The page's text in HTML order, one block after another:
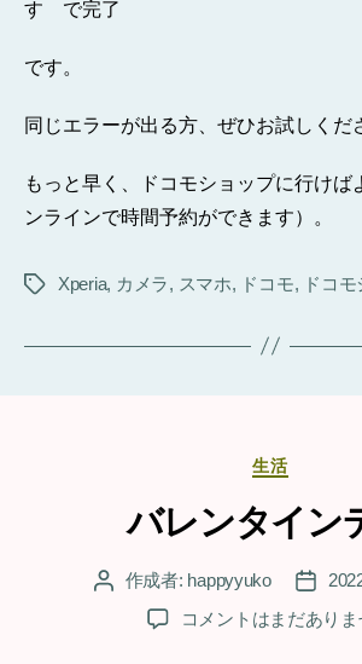
す で完了
です。
同じエラーが出る方、ぜひお試しくだ
もっと早く、ドコモショップに行けば
ンラインで時間予約ができます）。
タ
Xperia, カメラ, スマホ, ドコモ, ドコ
カ
テ
リ
生活
バレンタイン
投 作成者: happyyuko
投
稿
日
バ
コメントはまだあり